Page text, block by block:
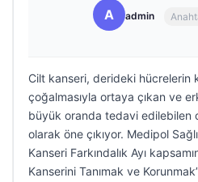
A admin
Cilt kanseri, derideki hücrelerin
çoğalmasıyla ortaya çıkan ve
büyük oranda tedavi edilebilen
olarak öne çıkıyor. Medipol
Kanseri Farkındalık Ayı
Kanserini Tanımak ve